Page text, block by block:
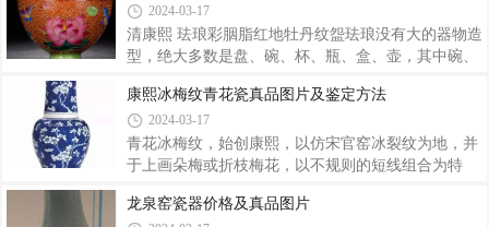
献记载指内府为官名,是掌管九贡九赋的官职。总之,
把内府理解成为皇室提供生活
交价792万港元。定窑在北宋是皇宫指定用瓷，以白
瓷刻花著称，因为北宋定窑以白瓷居多，所以很少有
人知道除了定窑白釉瓷器外还有黑釉、紫釉以及不为
釉的黄土层，可以根据黄土颜色的差异来决定釉色，
一般颜色发白的土配制黑釉，颜色发红的土配制紫
釉、酱釉，这是因为在不同的沉积环境下，每层的呈
2024-03-17
清康熙 珐琅彩胭脂红地牡丹纹盌珐琅没有大的器物造
型，绝大多数是盘、碗、杯、瓶、盒、壶，其中碗、
个品种是宜兴紫砂陶胎外绘珐琅料彩，这也是难得一
见的。珐琅彩瓷器在胎质的制作方面是非常讲究的。
胎壁极薄，均匀规整，结合紧密。在如此的胎质上又
施釉极细，釉色极白，釉表光泽没有桔皮釉、浪荡
珐琅彩瓷的特点是瓷质细润，彩料凝重，色泽鲜艳靓
康熙冰梅纹青花瓷真品图片及鉴定方法
2024-03-17
青花冰梅纹，始创康熙，以仿宋官窑冰裂纹为地，并
于上画朵梅或折枝梅花，以不规则的短线组合为特
花淡料略加晕染，其间勾画白色梅花，蓝白相趣，寒
龙泉窑瓷器价格及真品图片